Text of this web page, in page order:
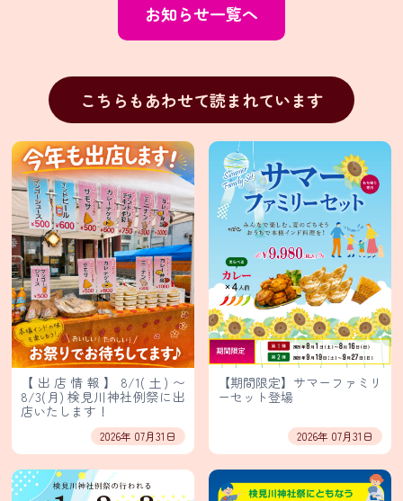
Twitter)
社
シ
タ
ァ
ー
ル・
輸
入
販
売
業
務
用
材
卸
販
売
お知らせ一覧へ
こちらもあわせて読まれています
【出店情報】8/1(土)〜
8/3(月) 検見川神社例祭に出
店いたします！
2026年 07月31日
【期間限定】サマーファミリ
ーセット登場
2026年 07月31日